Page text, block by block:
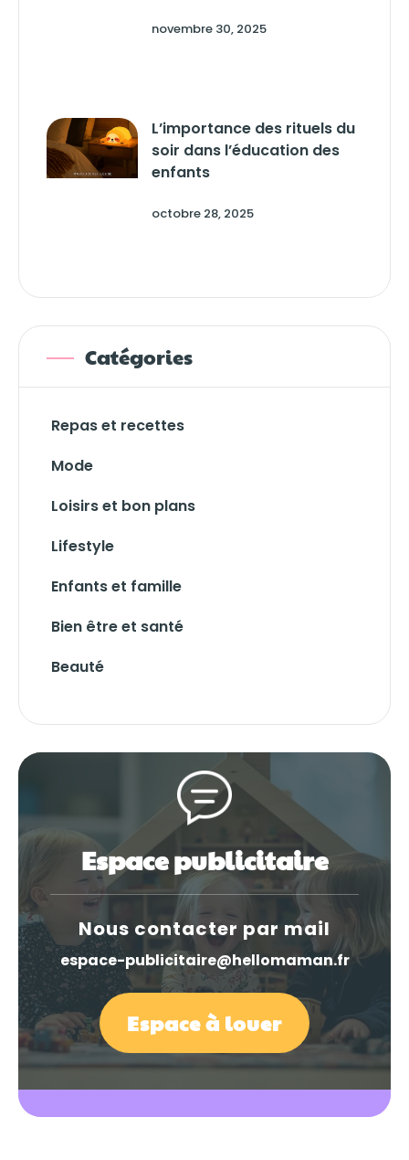
novembre 30, 2025
L’importance des rituels du
soir dans l’éducation des
enfants
octobre 28, 2025
Catégories
Repas et recettes
Mode
Loisirs et bon plans
Lifestyle
Enfants et famille
Bien être et santé
Beauté
Espace publicitaire
Nous contacter par mail
espace-publicitaire@hellomaman.fr
Espace à louer